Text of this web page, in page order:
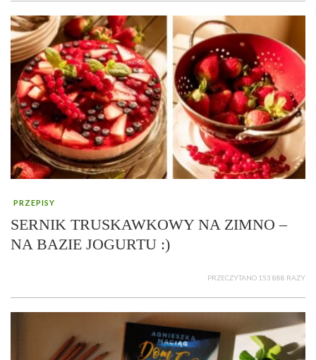
PRZEPISY
SERNIK TRUSKAWKOWY NA ZIMNO –
NA BAZIE JOGURTU :)
PRZECZYTANO 153 888 RAZY